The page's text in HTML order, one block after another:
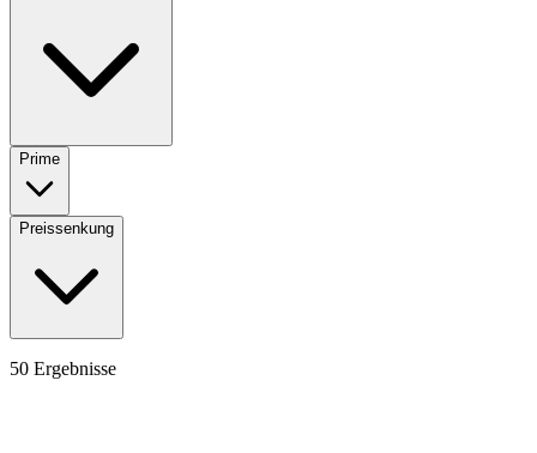
Prime
Preissenkung
50 Ergebnisse